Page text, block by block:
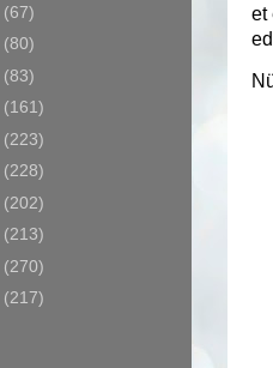
et
(67)
(80)
(83)
(161)
(223)
(228)
(202)
(213)
(270)
(217)